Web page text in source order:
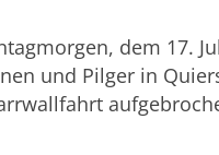
dem 17.
und Pilger in